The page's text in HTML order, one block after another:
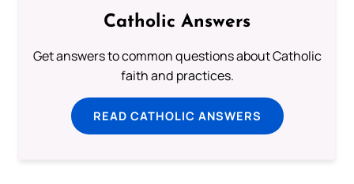
Catholic Answers
Get answers to common questions about Catholic
faith and practices.
READ CATHOLIC ANSWERS